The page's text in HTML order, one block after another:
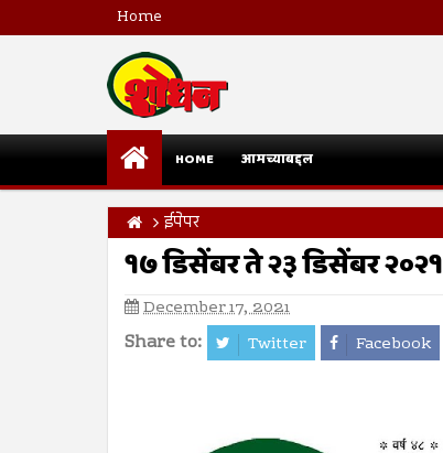
Home
HOME आमच्याबद्दल
ईपेपर
१७ डिसेंबर ते २३ डिसेंबर २०२१
December 17, 2021
Share to: Twitter Facebook